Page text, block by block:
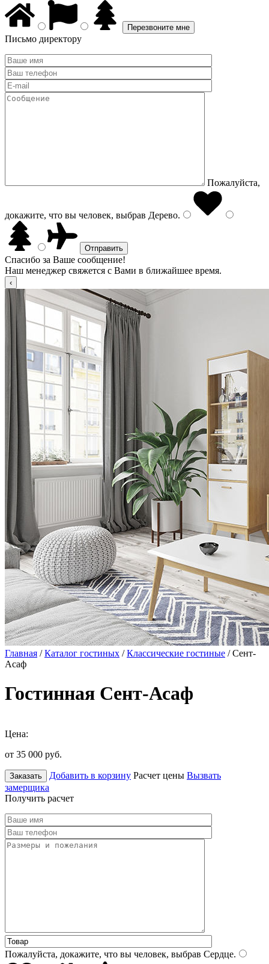
Письмо директору
Пожалуйста,
докажите, что вы человек, выбрав Дерево.
Спасибо за Ваше сообщение!
Наш менеджер свяжется с Вами в ближайшее время.
Главная /Каталог гостиных /Классические гостиные / Сент-
Асаф
Гостинная Сент-Асаф
Цена:
от 35 000 руб.
Заказать Добавить в корзину Расчет цены Вызвать
замерщика
Получить расчет
Пожалуйста, докажите, что вы человек, выбрав Сердце.